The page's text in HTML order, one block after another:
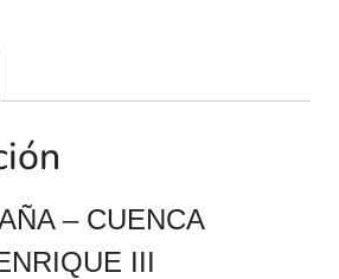
– CUENCA
III